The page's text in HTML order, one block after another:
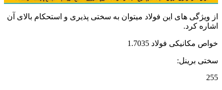
از ویژگی های این فولاد میتوان به سختی پذیری و استحکام بالای آن
اشاره کرد.
خواص مکانیکی فولاد 1.7035
سختی برینل:
255